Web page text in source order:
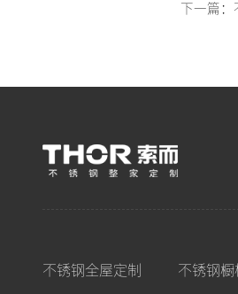
下一篇：
不锈钢全屋定制 不锈钢橱